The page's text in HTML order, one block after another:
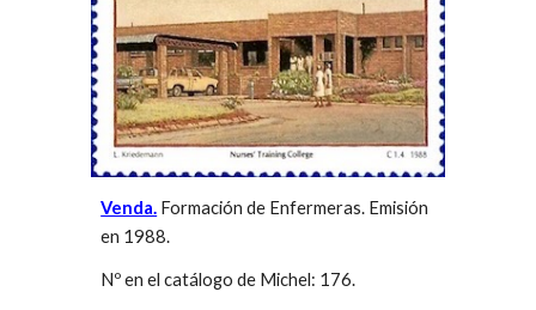
Venda. Formación de Enfermeras. Emisión
en 1988.
Nº en el catálogo de Michel: 176.